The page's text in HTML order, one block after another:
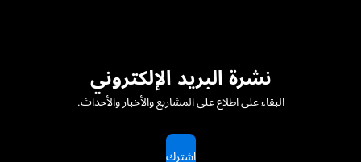
نشرة البريد الإلكتروني
البقاء على اطلاع على المشاريع والأخبار والأحداث.
اشترك